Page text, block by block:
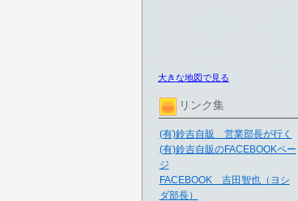
大きな地図で見る
リンク集
(有)鈴吉自販 営業部長が行く
(有)鈴吉自販のFACEBOOKペー
ジ
FACEBOOK 吉田智也（ヨシ
ダ部長）